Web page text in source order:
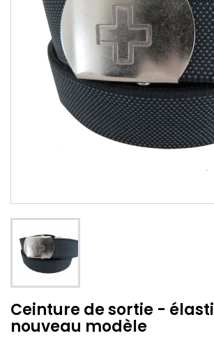
Ceinture de sortie -
nouveau modèle